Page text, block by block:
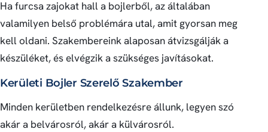
Ha furcsa zajokat hall a bojlerből, az általában
valamilyen belső problémára utal, amit gyorsan meg
kell oldani. Szakembereink alaposan átvizsgálják a
készüléket, és elvégzik a szükséges javításokat.
Kerületi Bojler Szerelő Szakember
Minden kerületben rendelkezésre állunk, legyen szó
akár a belvárosról, akár a külvárosról.